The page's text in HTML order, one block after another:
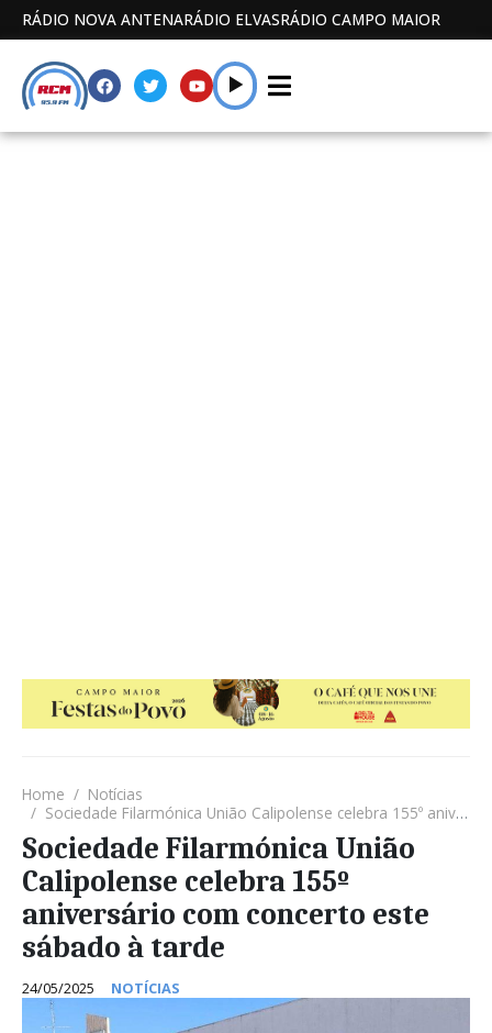
RÁDIO NOVA ANTENARÁDIO ELVASRÁDIO CAMPO MAIOR
Home
Notícias
Sociedade Filarmónica União Calipolense celebra 155º aniversário com concerto este sábado à tarde
Sociedade Filarmónica União
Calipolense celebra 155º
aniversário com concerto este
sábado à tarde
24/05/2025 NOTÍCIAS